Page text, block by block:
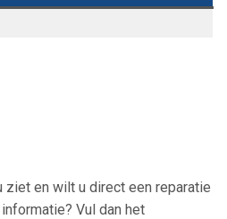
ziet en wilt u direct een reparatie
Vul dan het